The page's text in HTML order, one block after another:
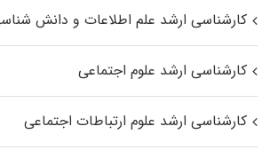
کارشناسی ارشد علم اطلاعات و دانش
کارشناسی ارشد علوم اجتماعی
کارشناسی ارشد علوم ارتباطات اجتماعی